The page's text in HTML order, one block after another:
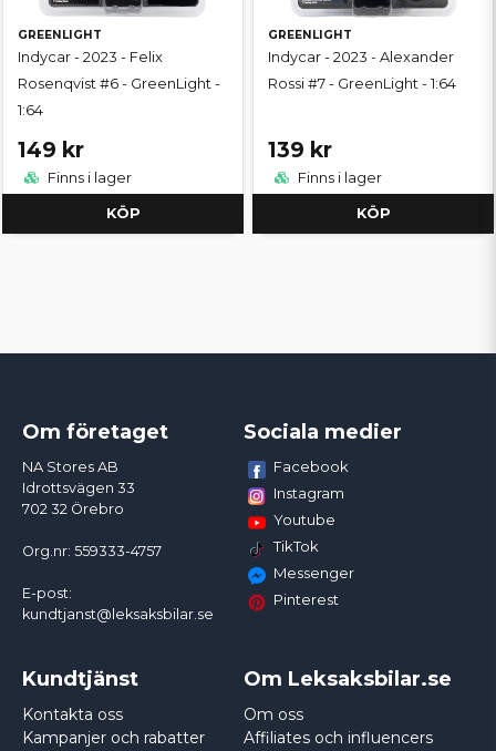
GREENLIGHT
Indycar - 2023 - Felix
Rosenqvist #6 - GreenLight -
1:64
149 kr
Finns i lager
KÖP
GREENLIGHT
Indycar - 2023 - Alexander
Rossi #7 - GreenLight - 1:64
139 kr
Finns i lager
KÖP
Om företaget
NA Stores AB
Idrottsvägen 33
702 32 Örebro
Org.nr: 559333-4757
E-post:
kundtjanst@leksaksbilar.se
Sociala medier
Facebook
Instagram
Youtube
TikTok
Messenger
Pinterest
Kundtjänst
Kontakta oss
Kampanjer och rabatter
Om Leksaksbilar.se
Om oss
Affiliates och influencers